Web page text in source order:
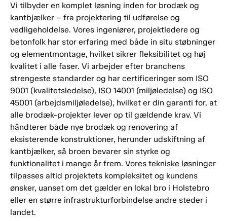
Vi tilbyder en komplet løsning inden for brodæk og
kantbjælker – fra projektering til udførelse og
vedligeholdelse. Vores ingeniører, projektledere og
betonfolk har stor erfaring med både in situ støbninger
og elementmontage, hvilket sikrer fleksibilitet og høj
kvalitet i alle faser. Vi arbejder efter branchens
strengeste standarder og har certificeringer som ISO
9001 (kvalitetsledelse), ISO 14001 (miljøledelse) og ISO
45001 (arbejdsmiljøledelse), hvilket er din garanti for, at
alle brodæk-projekter lever op til gældende krav. Vi
håndterer både nye brodæk og renovering af
eksisterende konstruktioner, herunder udskiftning af
kantbjælker, så broen bevarer sin styrke og
funktionalitet i mange år frem. Vores tekniske løsninger
tilpasses altid projektets kompleksitet og kundens
ønsker, uanset om det gælder en lokal bro i Holstebro
eller en større infrastrukturforbindelse andre steder i
landet.